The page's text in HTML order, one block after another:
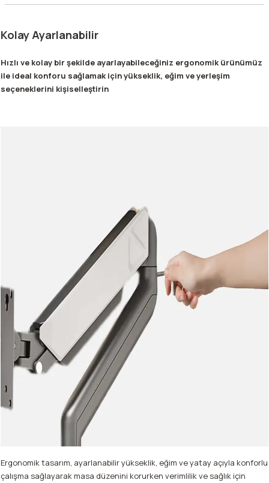
Kolay Ayarlanabilir
Hızlı ve kolay bir şekilde ayarlayabileceğiniz ergonomik ürünümüz
ile ideal konforu sağlamak için yükseklik, eğim ve yerleşim
seçeneklerini kişiselleştirin
Ergonomik tasarım, ayarlanabilir yükseklik, eğim ve yatay açıyla konforlu
çalışma sağlayarak masa düzenini korurken verimlilik ve sağlık için